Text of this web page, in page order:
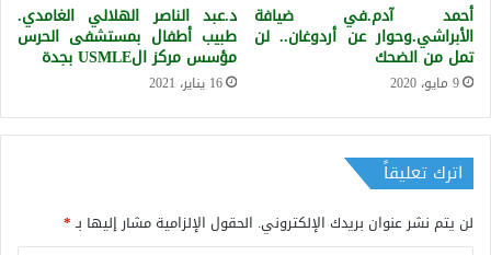
أحمد آدم.في ضيافة
الأبراشي.وحوار عن أردوغان.. لن
تمل من الضحك
9 مايو، 2020
د.عبد الناصر الهلالي الغامدي.
طبيب أطفال بمستشفى الحرس
مؤسس مركز الUSMLE بجدة
16 يناير، 2021
اترك تعليقاً
لن يتم نشر عنوان بريدك الإلكتروني. الحقول الإلزامية مشار إليها بـ*